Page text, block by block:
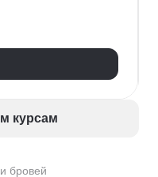
бровей
курсам